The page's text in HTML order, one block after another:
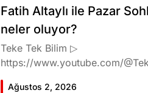
Fatih Altaylı ile Pazar
neler oluyor?
Teke Tek Bilim ▷
https://www.youtube.com/
Giriş 02:46 Biran Damla Yılmaz
Ağustos 2, 2026